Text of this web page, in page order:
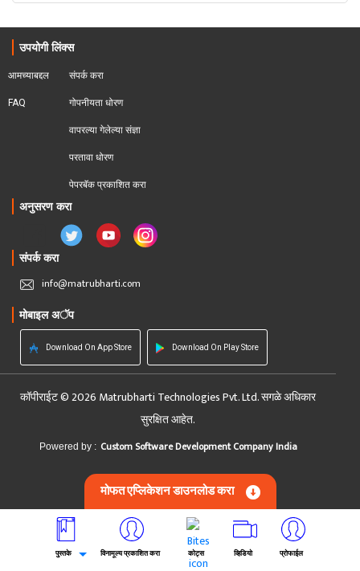
उपयोगी लिंक्स
आमच्याबद्दल
FAQ
संपर्क करा
गोपनीयता धोरण
वापरल्या गेलेल्या संज्ञा
परतावा धोरण
पेपरबॅक प्रकाशित करा
अनुसरण करा
संपर्क करा
info@matrubharti.com
मोबाइल अॅप
Download On App Store Download On Play Store
कॉपीराईट © 2026 Matrubharti Technologies Pvt. Ltd. सगळे अधिकार
सुरक्षित आहेत.
Powered by : Custom Software Development Company India
मोफत एप्लिकेशन डाउनलोड करा
पुस्तके विनामूल्य प्रकाशित करा कोट्स व्हिडियो प्रोफाईल